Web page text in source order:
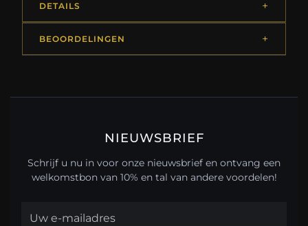
DETAILS
BEOORDELINGEN
NIEUWSBRIEF
Schrijf u nu in voor onze nieuwsbrief en ontvang een
welkomstbon van 10% en tal van andere voordelen!